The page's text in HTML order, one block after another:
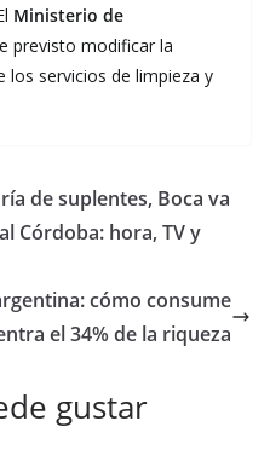
Ministerio de
previsto modificar la
servicios de limpieza y
de suplentes, Boca va
Córdoba: hora, TV y
cómo consume
el 34% de la riqueza
gustar